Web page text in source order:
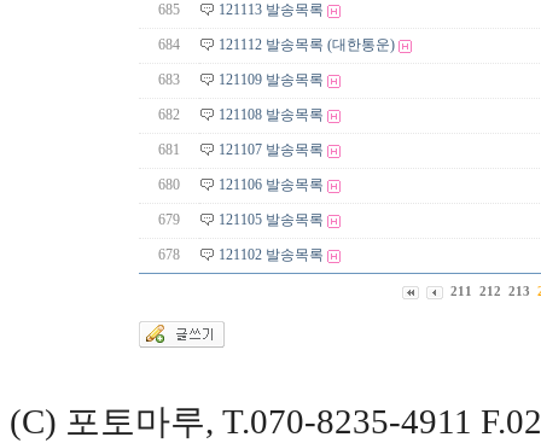
685 121113 발송목록
684 121112 발송목록 (대한통운)
683 121109 발송목록
682 121108 발송목록
681 121107 발송목록
680 121106 발송목록
679 121105 발송목록
678 121102 발송목록
211 212 213
(C) 포토마루, T.070-8235-4911